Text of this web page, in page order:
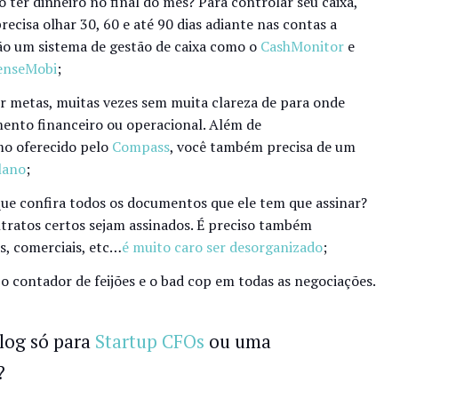
olhar 30, 60 e até 90 dias adiante nas contas a
um sistema de gestão de caixa como o CashMonitore
;
muitas vezes sem muita clareza de para onde
financeiro ou operacional. Além de
oferecido pelo Compass, você também precisa de um
;
confira todos os documentos que ele tem que assinar?
certos sejam assinados. É preciso também
comerciais, etc…é muito caro ser desorganizado;
de feijões e o bad cop em todas as negociações.
só para Startup CFOs ou uma